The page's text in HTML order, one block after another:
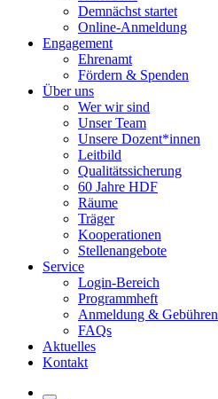
Demnächst startet
Online-Anmeldung
Engagement
Ehrenamt
Fördern & Spenden
Über uns
Wer wir sind
Unser Team
Unsere Dozent*innen
Leitbild
Qualitätssicherung
60 Jahre HDF
Räume
Träger
Kooperationen
Stellenangebote
Service
Login-Bereich
Programmheft
Anmeldung & Gebühren
FAQs
Aktuelles
Kontakt